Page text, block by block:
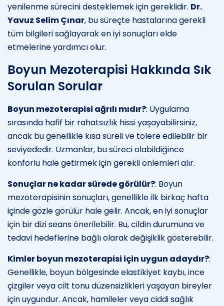
yenilenme sürecini desteklemek için gereklidir. Dr.
Yavuz Selim Çınar, bu süreçte hastalarına gerekli
tüm bilgileri sağlayarak en iyi sonuçları elde
etmelerine yardımcı olur.
Boyun Mezoterapisi Hakkında Sık
Sorulan Sorular
Boyun mezoterapisi ağrılı mıdır?: Uygulama
sırasında hafif bir rahatsızlık hissi yaşayabilirsiniz,
ancak bu genellikle kısa süreli ve tolere edilebilir bir
seviyededir. Uzmanlar, bu süreci olabildiğince
konforlu hale getirmek için gerekli önlemleri alır.
Sonuçlar ne kadar sürede görülür?: Boyun
mezoterapisinin sonuçları, genellikle ilk birkaç hafta
içinde gözle görülür hale gelir. Ancak, en iyi sonuçlar
için bir dizi seans önerilebilir. Bu, cildin durumuna ve
tedavi hedeflerine bağlı olarak değişiklik gösterebilir.
Kimler boyun mezoterapisi için uygun adaydır?:
Genellikle, boyun bölgesinde elastikiyet kaybı, ince
çizgiler veya cilt tonu düzensizlikleri yaşayan bireyler
için uygundur. Ancak, hamileler veya ciddi sağlık